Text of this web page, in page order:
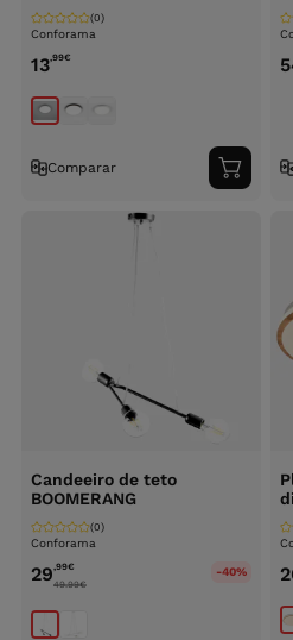
Conforama
(0)
13,99€
Comparar
ao
Candeeiro de teto
BOOMERANG
Conforama
(0)
29,99€
49.99€
-40%